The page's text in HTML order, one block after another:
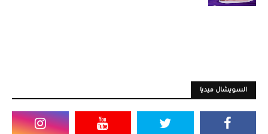
السويشال ميديا